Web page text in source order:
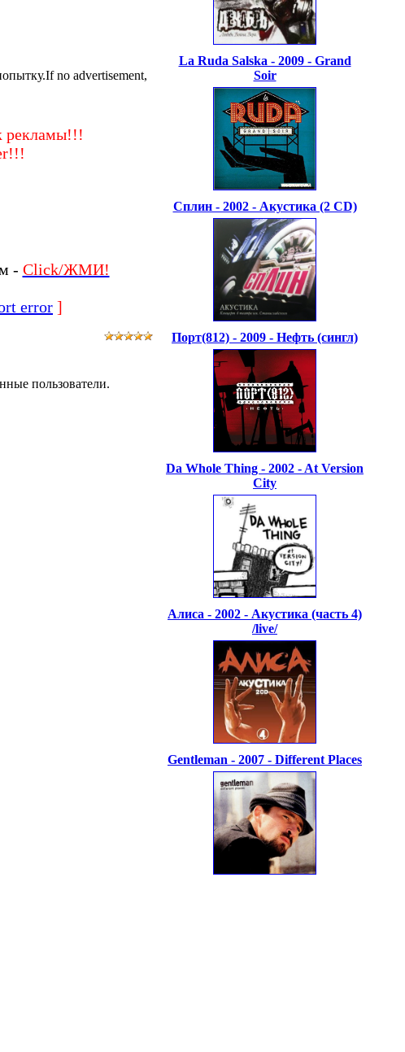
no advertisement,
- Click/ЖМИ!
error ]
пользователи.
La Ruda Salska - 2009 - Grand
Soir
Сплин - 2002 - Акустика (2 CD)
Порт(812) - 2009 - Нефть (сингл)
Da Whole Thing - 2002 - At Version
City
Алиса - 2002 - Акустика (часть 4)
/live/
Gentleman - 2007 - Different Places